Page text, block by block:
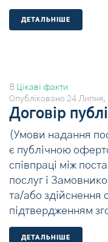
ДЕТАЛЬНIШЕ
В Цікаві факти
Опубліковано 24 Липня,
Договір
(Умови надання
є публічною
співпраці між
послуг і
та/або здійснення
підтвердженням
ДЕТАЛЬНIШЕ